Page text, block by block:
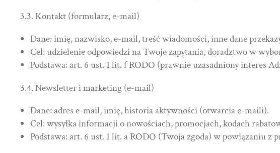
3.3. Kontakt (formularz, e-mail)
Dane: imię, nazwisko, e-mail, treść wiadomości, inne dane
Cel: udzielenie odpowiedzi na Twoje zapytania, doradztwo w
Podstawa: art. 6 ust. 1 lit. f RODO (prawnie uzasadniony interes
3.4. Newsletter i marketing (e-mail)
Dane: adres e-mail, imię, historia aktywności (otwarcia e-maili).
Cel: wysyłka informacji o nowościach, promocjach, kodach
Podstawa: art. 6 ust. 1 lit. a RODO (Twoja zgoda) w powiązaniu z